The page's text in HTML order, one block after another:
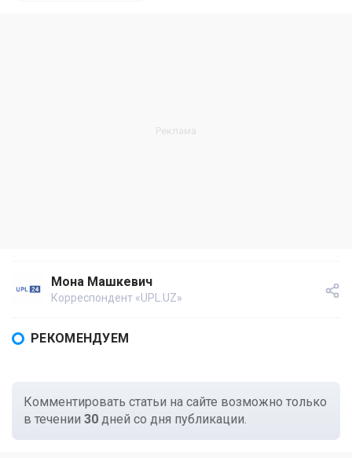
Мона Машкевич
Корреспондент «UPL.UZ»
РЕКОМЕНДУЕМ
Комментировать статьи на сайте возможно только
в течении 30 дней со дня публикации.